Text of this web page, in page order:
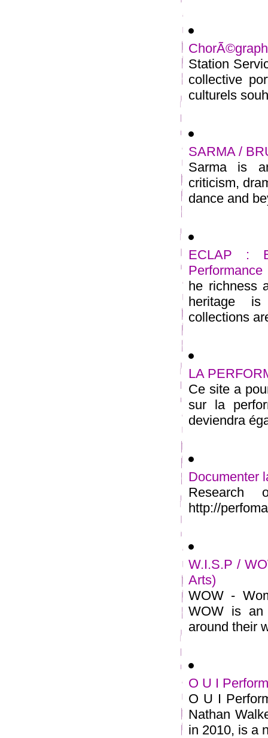
Station
collective
culturels
SARMA /
Sarma is
criticism,
dance and
ECLAP :
Performance
he richness
heritage is
collections
LA
Ce site a
sur la
deviendra
Documenter
http://
W.I.S.P /
Arts)
WOW -
WOW is an
around their
O U I
O U I
Nathan
in 2010, is a